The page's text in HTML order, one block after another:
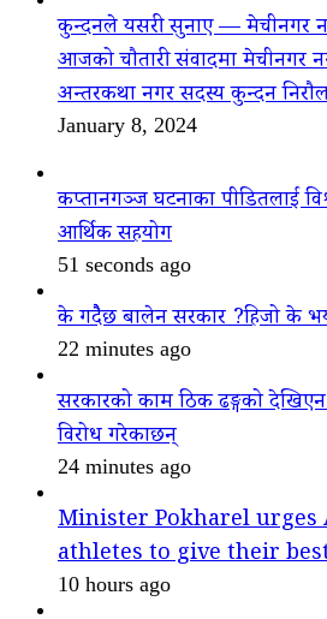
कुन्दनले यसरी सुनाए — मेचीनगर
आजको चौतारी संवादमा मेचीनगर
अन्तरकथा नगर सदस्य कुन्दन
January 8, 2024
कप्तानगञ्ज घटनाका पीडितलाई
आर्थिक सहयोग
51 seconds ago
के गदैैछ बालेन सरकार ?हिजो के
22 minutes ago
सरकारको काम ठिक ढङ्गको
विरोध गरेकाछन्
24 minutes ago
Minister Pokharel urges
athletes to give their
10 hours ago